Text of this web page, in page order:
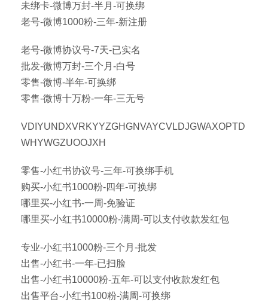
未绑卡-微博万封-半月-可换绑
老号-微博1000粉-三年-新注册
老号-微博协议号-7天-已实名
批发-微博万封-三个月-白号
零售-微博-半年-可换绑
零售-微博十万粉-一年-三无号
VDIYUNDXVRKYYZGHGNVAYCVLDJGWAXOPTD
WHYWGZUOOJXH
零售-小红书协议号-三年-可换绑手机
购买-小红书1000粉-四年-可换绑
哪里买-小红书-一周-免验证
哪里买-小红书10000粉-满周-可以支付收款发红包
专业-小红书1000粉-三个月-批发
出售-小红书-一年-已扫脸
出售-小红书10000粉-五年-可以支付收款发红包
出售平台-小红书100粉-满周-可换绑